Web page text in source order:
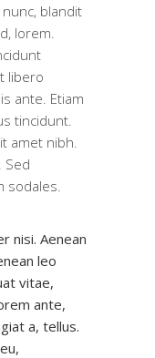
blandit
lorem.
libero
ante. Etiam
tincidunt.
amet nibh.
Sed
sodales.
nisi. Aenean
leo
vitae,
ante,
a, tellus.